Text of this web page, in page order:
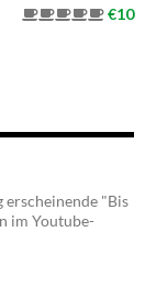
€10
erscheinende "Bis
im Youtube-